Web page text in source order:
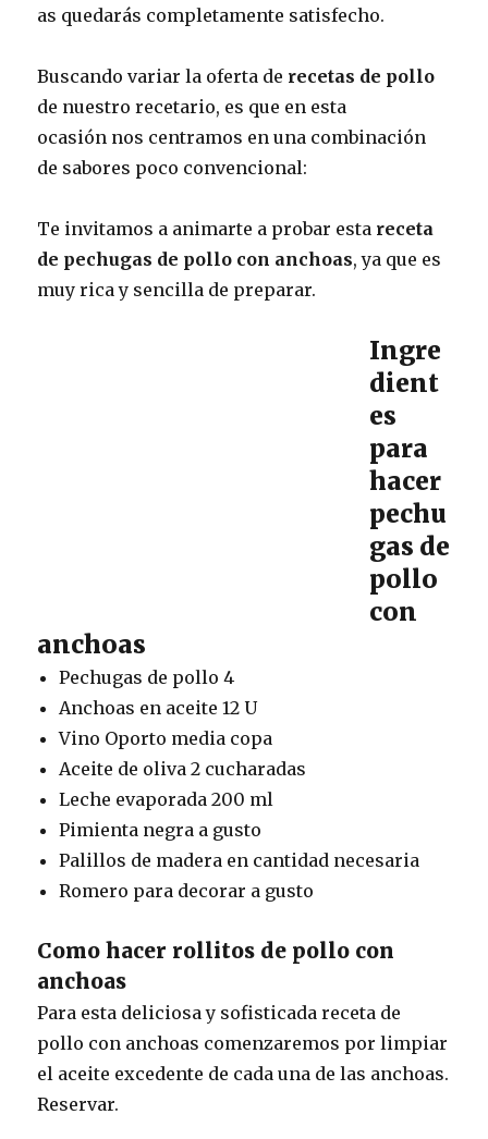
as quedarás completamente satisfecho.
Buscando variar la oferta de recetas de pollo
de nuestro recetario, es que en esta
ocasión nos centramos en una combinación
de sabores poco convencional:
Te invitamos a animarte a probar esta receta
de pechugas de pollo con anchoas, ya que es
muy rica y sencilla de preparar.
Ingre
dient
es
para
hacer
pechu
gas de
pollo
con
anchoas
Pechugas de pollo 4
Anchoas en aceite 12 U
Vino Oporto media copa
Aceite de oliva 2 cucharadas
Leche evaporada 200 ml
Pimienta negra a gusto
Palillos de madera en cantidad necesaria
Romero para decorar a gusto
Como hacer rollitos de pollo con
anchoas
Para esta deliciosa y sofisticada receta de
pollo con anchoas comenzaremos por limpiar
el aceite excedente de cada una de las anchoas.
Reservar.